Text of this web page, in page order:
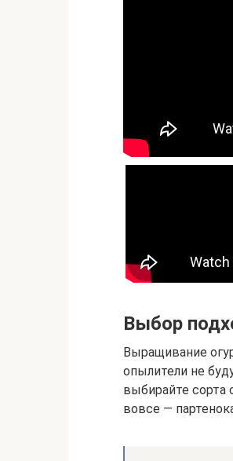
Выбор
Выращивание
опылители не
выбирайте сорта
вовсе —